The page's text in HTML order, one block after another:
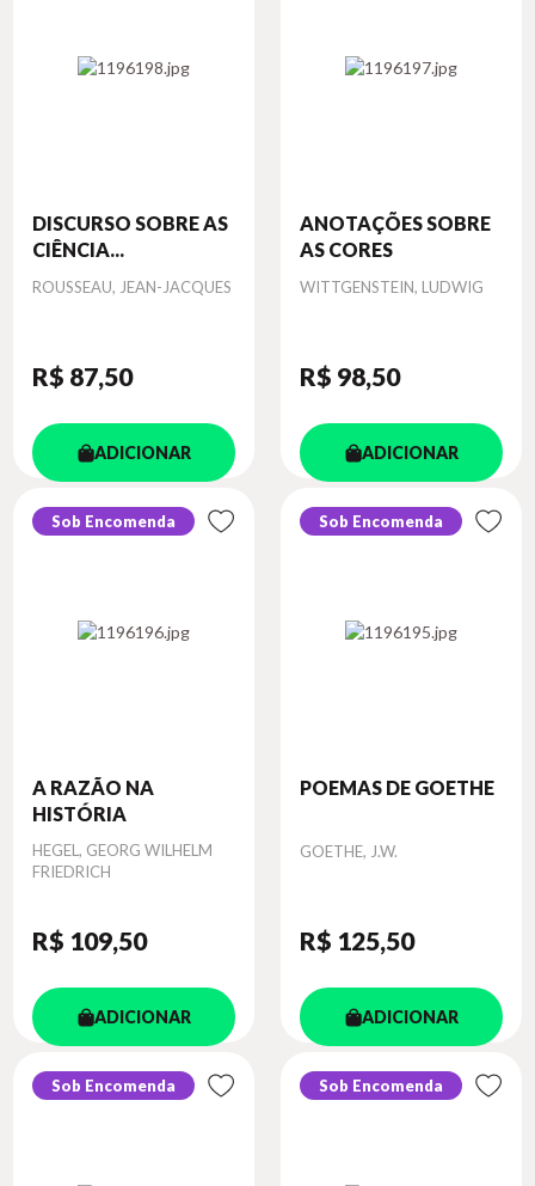
DISCURSO SOBRE AS
CIÊNCIA...
Autor
ROUSSEAU, JEAN-JACQUES
R$ 87,50
ADICIONAR
ANOTAÇÕES SOBRE
AS CORES
Autor
WITTGENSTEIN, LUDWIG
R$ 98,50
ADICIONAR
Sob Encomenda
A RAZÃO NA
HISTÓRIA
Autor
HEGEL, GEORG WILHELM
FRIEDRICH
R$ 109,50
ADICIONAR
Sob Encomenda
POEMAS DE GOETHE
Autor
GOETHE, J.W.
R$ 125,50
ADICIONAR
Sob Encomenda Sob Encomenda